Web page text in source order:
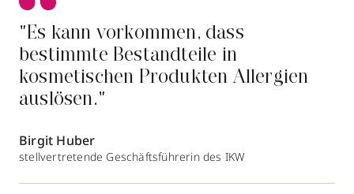
"Es kann vorkommen, dass
bestimmte Bestandteile in
kosmetischen Produkten Allergien
auslösen."
Birgit Huber
stellvertretende Geschäftsführerin des IKW